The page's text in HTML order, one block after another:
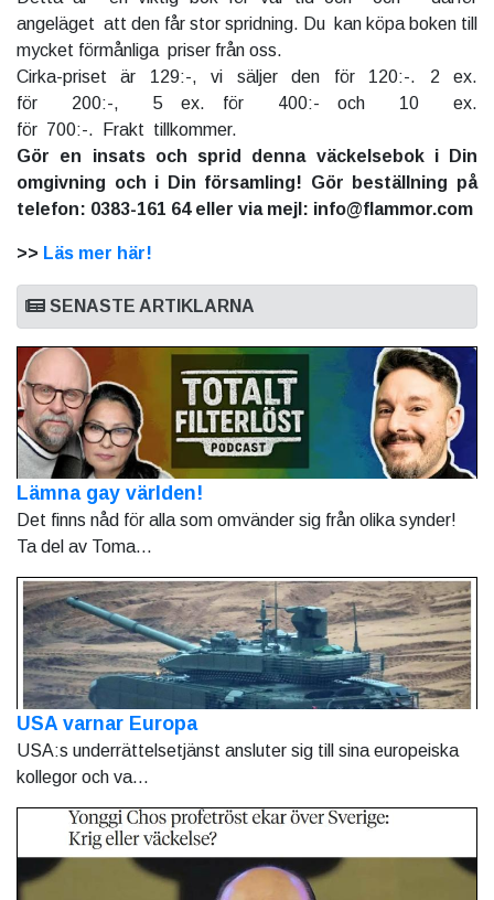
angeläget att den får stor spridning. Du kan köpa boken till
mycket förmånliga priser från oss.
Cirka-priset är 129:-, vi säljer den för 120:-. 2 ex.
för 200:-, 5 ex. för 400:- och 10 ex.
för 700:-. Frakt tillkommer.
Gör en insats och sprid denna väckelsebok i Din
omgivning och i Din församling! Gör beställning på
telefon: 0383-161 64 eller via mejl: info@flammor.com
>> Läs mer här!
SENASTE ARTIKLARNA
Lämna gay världen!
Det finns nåd för alla som omvänder sig från olika synder!
Ta del av Toma...
USA varnar Europa
USA:s underrättelsetjänst ansluter sig till sina europeiska
kollegor och va...